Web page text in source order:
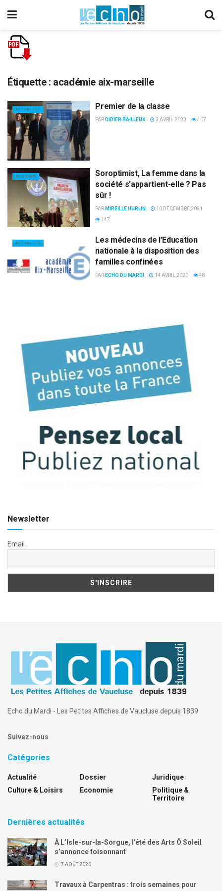
Étiquette : académie aix-marseille
ACTUALITÉ Premier de la classe
PAR DIDIER BAILLEUX 3 AVRIL 2023 467
DOSSIER
Soroptimist, La femme dans la
société s’appartient-elle ? Pas
sûr !
PAR MIREILLE HURLIN
10 DÉCEMBRE 2021
147
ACTUALITÉ
Les médecins de l’Education
nationale à la disposition des
familles confinées
PAR ECHO DU MARDI 14 AVRIL 2020 48
Newsletter
Email
Echo du Mardi - Les Petites Affiches de Vaucluse depuis 1839
Suivez-nous
Catégories
Actualité
Culture & Loisirs
Dossier
Economie
Juridique
Politique &
Territoire
Dernières actualités
À L’Isle-sur-la-Sorgue, l’été des Arts Ô Soleil
s’annonce foisonnant
7 AOÛT 2026
Travaux à Carpentras : trois semaines pour